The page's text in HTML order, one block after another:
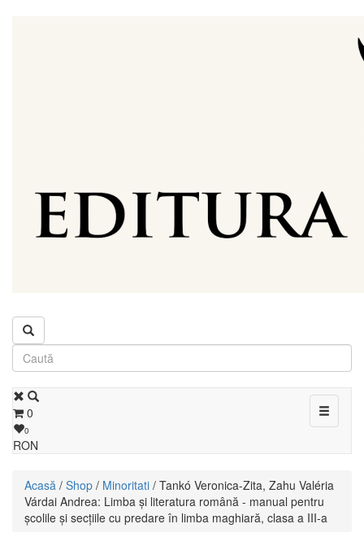
Toggle
0
0
RON
Acasă / Shop / Minoritati / Tankó Veronica-Zita, Zahu Valéria
Várdai Andrea: Limba și literatura română - manual pentru
școlile și secțiile cu predare în limba maghiară, clasa a III-a